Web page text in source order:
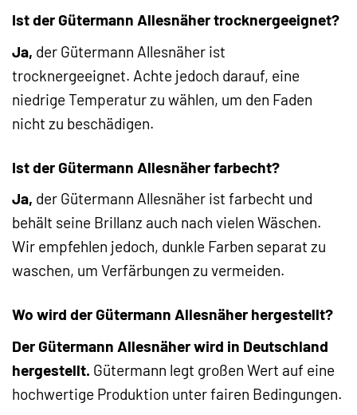
Ist der Gütermann Allesnäher trocknergeeignet?
Ja, der Gütermann Allesnäher ist
trocknergeeignet. Achte jedoch darauf, eine
niedrige Temperatur zu wählen, um den Faden
nicht zu beschädigen.
Ist der Gütermann Allesnäher farbecht?
Ja, der Gütermann Allesnäher ist farbecht und
behält seine Brillanz auch nach vielen Wäschen.
Wir empfehlen jedoch, dunkle Farben separat zu
waschen, um Verfärbungen zu vermeiden.
Wo wird der Gütermann Allesnäher hergestellt?
Der Gütermann Allesnäher wird in Deutschland
hergestellt. Gütermann legt großen Wert auf eine
hochwertige Produktion unter fairen Bedingungen.